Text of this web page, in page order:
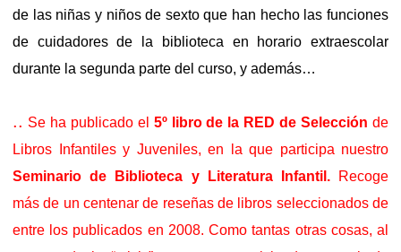
de las niñas y niños de sexto que han hecho las funciones
de cuidadores de la biblioteca en horario extraescolar
durante la segunda parte del curso, y además…
.. Se ha publicado el 5º libro de la RED de Selección de
Libros Infantiles y Juveniles, en la que participa nuestro
Seminario de Biblioteca y Literatura Infantil.Recoge
más de un centenar de reseñas de libros seleccionados de
entre los publicados en 2008. Como tantas otras cosas, al